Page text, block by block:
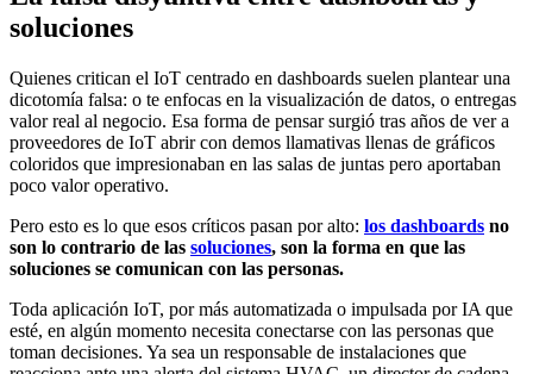
soluciones
Quienes critican el IoT centrado en dashboards suelen plantear una
dicotomía falsa: o te enfocas en la visualización de datos, o entregas
valor real al negocio. Esa forma de pensar surgió tras años de ver a
proveedores de IoT abrir con demos llamativas llenas de gráficos
coloridos que impresionaban en las salas de juntas pero aportaban
poco valor operativo.
Pero esto es lo que esos críticos pasan por alto: los dashboards no
son lo contrario de las soluciones, son la forma en que las
soluciones se comunican con las personas.
Toda aplicación IoT, por más automatizada o impulsada por IA que
esté, en algún momento necesita conectarse con las personas que
toman decisiones. Ya sea un responsable de instalaciones que